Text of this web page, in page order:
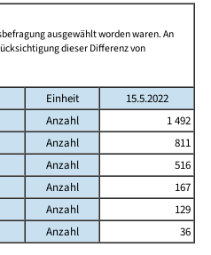
ausgewählt worden waren. An
dieser Differenz von
Einheit
15.5.2022
Anzahl
1 492
Anzahl
811
Anzahl
516
Anzahl
167
Anzahl
129
Anzahl 36